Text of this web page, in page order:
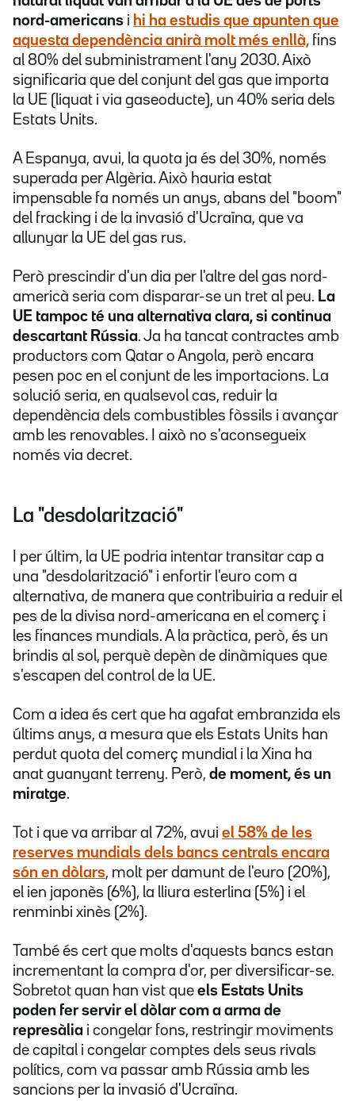
nord-americans i hi ha estudis que apunten que
aquesta dependència anirà molt més enllà, fins
al 80% del subministrament l'any 2030. Això
significaria que del conjunt del gas que importa
la UE (liquat i via gaseoducte), un 40% seria dels
Estats Units.
A Espanya, avui, la quota ja és del 30%, només
superada per Algèria. Això hauria estat
impensable fa només un anys, abans del "boom"
del fracking i de la invasió d'Ucraïna, que va
allunyar la UE del gas rus.
Però prescindir d'un dia per l'altre del gas nord-
americà seria com disparar-se un tret al peu. La
UE tampoc té una alternativa clara, si continua
descartant Rússia. Ja ha tancat contractes amb
productors com Qatar o Angola, però encara
pesen poc en el conjunt de les importacions. La
solució seria, en qualsevol cas, reduir la
dependència dels combustibles fòssils i avançar
amb les renovables. I això no s'aconsegueix
només via decret.
La "desdolarització"
I per últim, la UE podria intentar transitar cap a
una "desdolarització" i enfortir l'euro com a
alternativa, de manera que contribuiria a reduir el
pes de la divisa nord-americana en el comerç i
les finances mundials. A la pràctica, però, és un
brindis al sol, perquè depèn de dinàmiques que
s'escapen del control de la UE.
Com a idea és cert que ha agafat embranzida els
últims anys, a mesura que els Estats Units han
perdut quota del comerç mundial i la Xina ha
anat guanyant terreny. Però, de moment, és un
miratge.
Tot i que va arribar al 72%, avui el 58% de les
reserves mundials dels bancs centrals encara
són en dòlars, molt per damunt de l'euro (20%),
el ien japonès (6%), la lliura esterlina (5%) i el
renminbi xinès (2%).
També és cert que molts d'aquests bancs estan
incrementant la compra d'or, per diversificar-se.
Sobretot quan han vist que els Estats Units
poden fer servir el dòlar com a arma de
represàlia i congelar fons, restringir moviments
de capital i congelar comptes dels seus rivals
polítics, com va passar amb Rússia amb les
sancions per la invasió d'Ucraïna.